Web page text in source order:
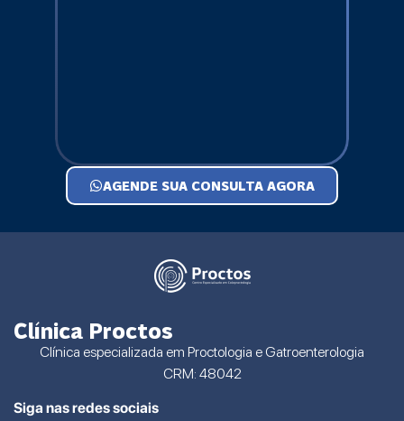
AGENDE SUA CONSULTA AGORA
Clínica Proctos
Clínica especializada em Proctologia e Gatroenterologia
CRM: 48042
Siga nas redes sociais